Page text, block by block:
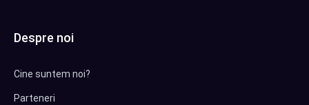
Despre noi
Cine suntem noi?
Parteneri